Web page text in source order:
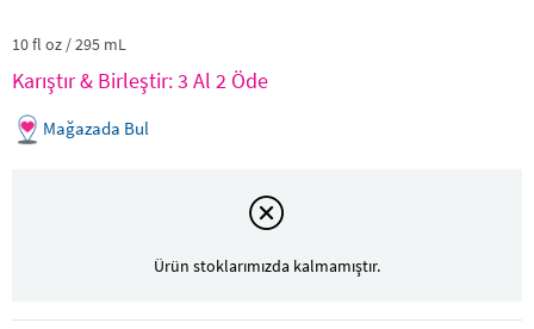
10 fl oz / 295 mL
Karıştır & Birleştir: 3 Al 2 Öde
Mağazada Bul
Ürün stoklarımızda kalmamıştır.